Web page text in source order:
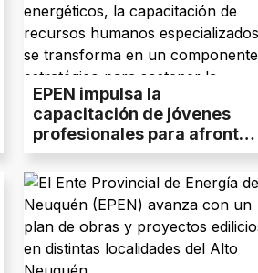
EPEN impulsa la
capacitación de jóvenes
profesionales para afrontar
los desafíos energéticos de
Vaca Muerta